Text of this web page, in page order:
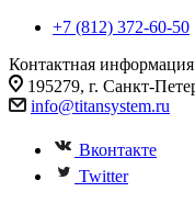
+7 (812) 372-60-50
Контактная информация
195279, г. Санкт-
info@titansystem.ru
Вконтакте
Twitter